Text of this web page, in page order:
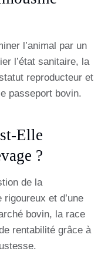
l’animal par un
l’état sanitaire, la
reproducteur et
passeport bovin.
Elle
?
de la
et d’une
bovin, la race
rentabilité grâce à